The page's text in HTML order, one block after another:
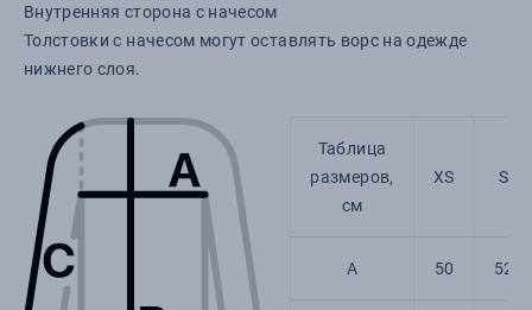
Внутренняя сторона с начесом
Толстовки с начесом могут оставлять ворс на одежде
нижнего слоя.
Таблица
размеров,
см
XS S
A 50 52